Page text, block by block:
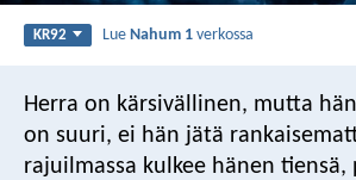
KR92 LueNahum 1 verkossa
Herra on kärsivällinen, mutta
on suuri, ei hän jätä
rajuilmassa kulkee hänen tiensä,